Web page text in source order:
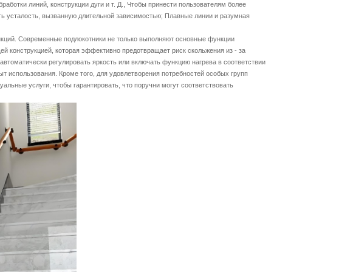
линий, конструкции дуги и т. Д., Чтобы принести пользователям более
усталость, вызванную длительной зависимостью; Плавные линии и разумная
Современные подлокотники не только выполняют основные функции
которая эффективно предотвращает риск скольжения из - за
регулировать яркость или включать функцию нагрева в соответствии
Кроме того, для удовлетворения потребностей особых групп
услуги, чтобы гарантировать, что поручни могут соответствовать